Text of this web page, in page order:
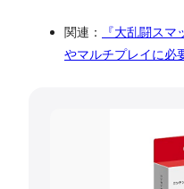
関連：
『大乱闘ス
やマルチプレイに必